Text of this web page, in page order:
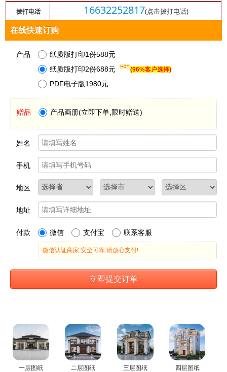
拨打电话 16632252817(点击拨打电话)
一层图纸 二层图纸 三层图纸 四层图纸